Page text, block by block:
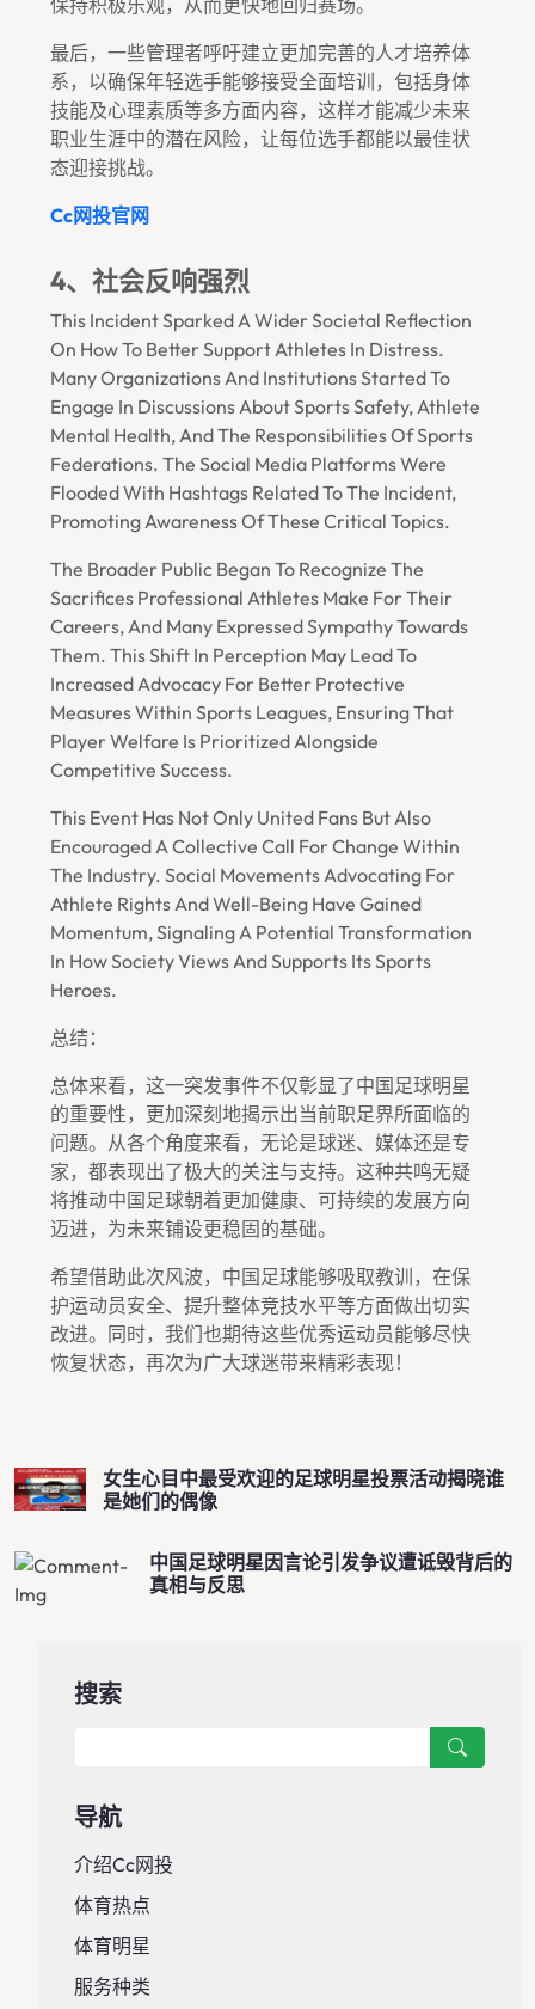
保持积极乐观，从而更快地回归赛场。
最后，一些管理者呼吁建立更加完善的人才培养体
系，以确保年轻选手能够接受全面培训，包括身体
技能及心理素质等多方面内容，这样才能减少未来
职业生涯中的潜在风险，让每位选手都能以最佳状
态迎接挑战。
Cc网投官网
4、社会反响强烈
This Incident Sparked A Wider Societal Reflection
On How To Better Support Athletes In Distress.
Many Organizations And Institutions Started To
Engage In Discussions About Sports Safety, Athlete
Mental Health, And The Responsibilities Of Sports
Federations. The Social Media Platforms Were
Flooded With Hashtags Related To The Incident,
Promoting Awareness Of These Critical Topics.
The Broader Public Began To Recognize The
Sacrifices Professional Athletes Make For Their
Careers, And Many Expressed Sympathy Towards
Them. This Shift In Perception May Lead To
Increased Advocacy For Better Protective
Measures Within Sports Leagues, Ensuring That
Player Welfare Is Prioritized Alongside
Competitive Success.
This Event Has Not Only United Fans But Also
Encouraged A Collective Call For Change Within
The Industry. Social Movements Advocating For
Athlete Rights And Well-Being Have Gained
Momentum, Signaling A Potential Transformation
In How Society Views And Supports Its Sports
Heroes.
总结：
总体来看，这一突发事件不仅彰显了中国足球明星
的重要性，更加深刻地揭示出当前职足界所面临的
问题。从各个角度来看，无论是球迷、媒体还是专
家，都表现出了极大的关注与支持。这种共鸣无疑
将推动中国足球朝着更加健康、可持续的发展方向
迈进，为未来铺设更稳固的基础。
希望借助此次风波，中国足球能够吸取教训，在保
护运动员安全、提升整体竞技水平等方面做出切实
改进。同时，我们也期待这些优秀运动员能够尽快
恢复状态，再次为广大球迷带来精彩表现！
女生心目中最受欢迎的足球明星投票活动揭晓谁
是她们的偶像
中国足球明星因言论引发争议遭诋毁背后的
真相与反思
搜索
导航
介绍cc网投
体育热点
体育明星
服务种类